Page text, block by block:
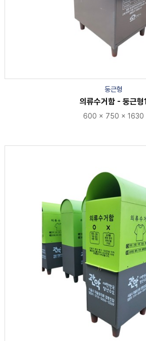
둥근형
의류수거함 - 둥근형1
600 × 750 × 1630